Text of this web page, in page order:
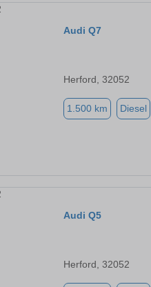
Audi Q7
Herford, 32052
1.500 km Diesel
Audi Q5
Herford, 32052